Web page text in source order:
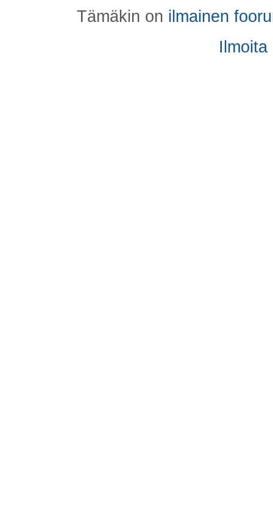
Tämäkin on ilmainen